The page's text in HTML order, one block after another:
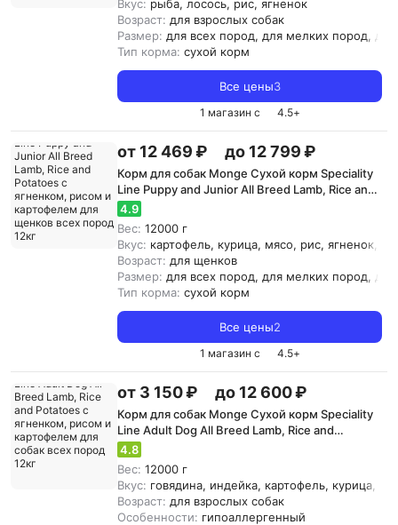
Вкус: рыба, лосось, рис, ягненок
Возраст: для взрослых собак
Размер: для всех пород, для мелких пород,
Тип корма: сухой корм
Все цены3
1 магазин с 4.5+
от 12 469 ₽ до 12 799 ₽
Корм для собак Monge Сухой корм Speciality
Line Puppy and Junior All Breed Lamb, Rice and
Potatoes с ягненком, рисом и картофелем
для щенков всех пород 12кг
4.9
Вес: 12000 г
Вкус: картофель, курица, мясо, рис, ягненок,
Возраст: для щенков
Размер: для всех пород, для мелких пород,
Тип корма: сухой корм
Все цены2
1 магазин с 4.5+
от 3 150 ₽ до 12 600 ₽
Корм для собак Monge Сухой корм Speciality
Line Adult Dog All Breed Lamb, Rice and
Potatoes с ягненком, рисом и картофелем
для собак всех пород 12кг
4.8
Вес: 12000 г
Вкус: говядина, индейка, картофель, курица,
Возраст: для взрослых собак
Особенности: гипоаллергенный